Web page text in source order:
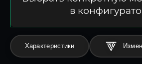
в
Характеристики